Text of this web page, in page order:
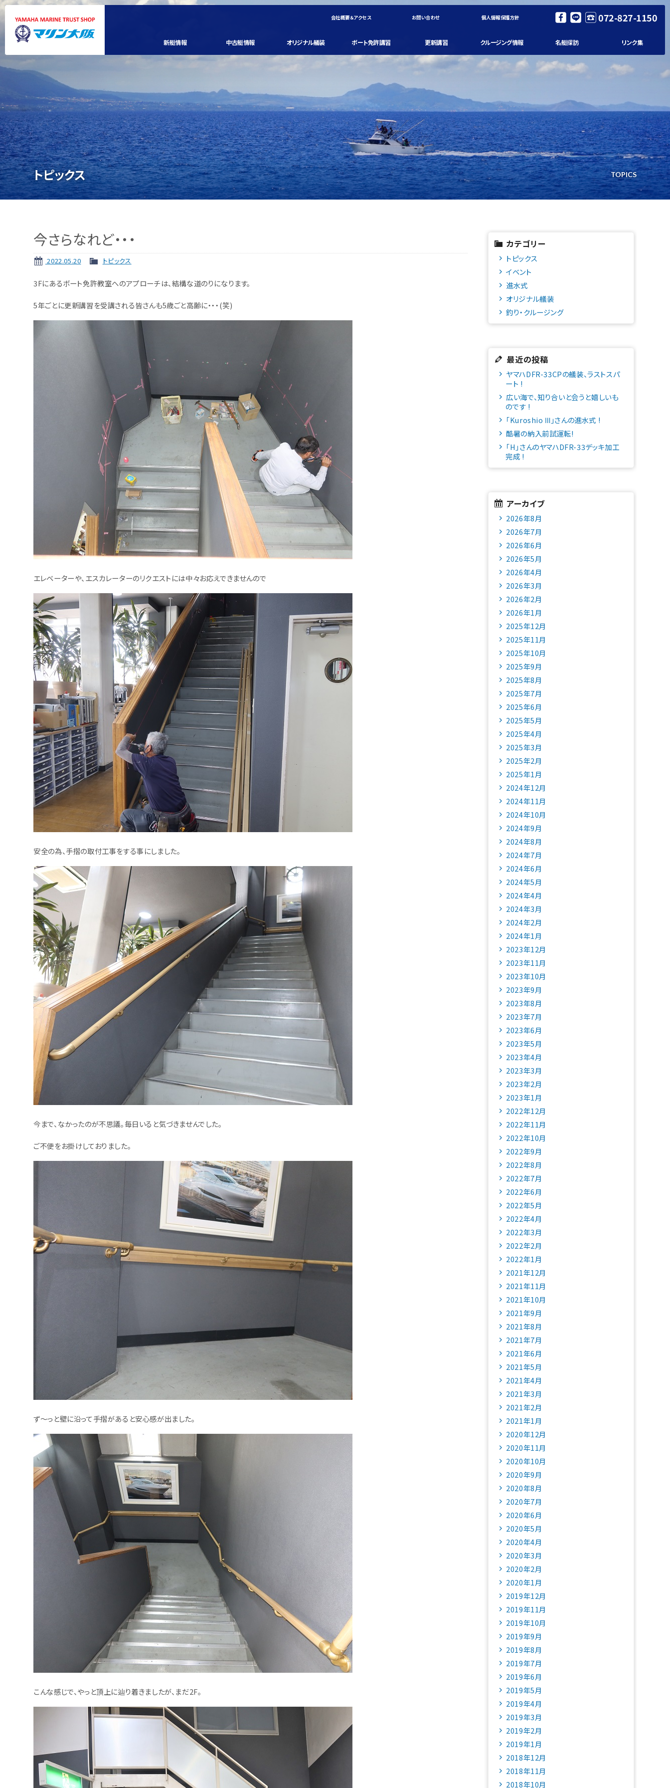
会社概要＆アクセス お問い合わせ 個人情報保護方針 072-827-1150
新艇情報 中古艇情報 オリジナル艤装 ボート免許講習 更新講習 クルージング情報 名艇探訪 リンク集
トピックス TOPICS
今さらなれど・・・
2022.05.20 トピックス
3Fにあるボート免許教室へのアプローチは、結構な道のりになります。
5年ごとに更新講習を受講される皆さんも5歳ごと高齢に・・・(笑)
エレベーターや、エスカレーターのリクエストには中々お応えできませんので
安全の為、手摺の取付工事をする事にしました。
今まで、なかったのが不思議。毎日いると気づきませんでした。
ご不便をお掛けしておりました。
ず～っと壁に沿って手摺があると安心感が出ました。
こんな感じで、やっと頂上に辿り着きましたが、まだ2F。
カテゴリー
トピックス
イベント
進水式
オリジナル艤装
釣り・クルージング
最近の投稿
ヤマハDFR-33CPの艤装、ラストスパ
ート !
広い海で、知り合いと会うと嬉しいも
のです !
「Kuroshio Ⅲ」さんの進水式 !
酷暑の納入前試運転!
「H」さんのヤマハDFR-33デッキ加工
完成 !
アーカイブ
2026年8月
2026年7月
2026年6月
2026年5月
2026年4月
2026年3月
2026年2月
2026年1月
2025年12月
2025年11月
2025年10月
2025年9月
2025年8月
2025年7月
2025年6月
2025年5月
2025年4月
2025年3月
2025年2月
2025年1月
2024年12月
2024年11月
2024年10月
2024年9月
2024年8月
2024年7月
2024年6月
2024年5月
2024年4月
2024年3月
2024年2月
2024年1月
2023年12月
2023年11月
2023年10月
2023年9月
2023年8月
2023年7月
2023年6月
2023年5月
2023年4月
2023年3月
2023年2月
2023年1月
2022年12月
2022年11月
2022年10月
2022年9月
2022年8月
2022年7月
2022年6月
2022年5月
2022年4月
2022年3月
2022年2月
2022年1月
2021年12月
2021年11月
2021年10月
2021年9月
2021年8月
2021年7月
2021年6月
2021年5月
2021年4月
2021年3月
2021年2月
2021年1月
2020年12月
2020年11月
2020年10月
2020年9月
2020年8月
2020年7月
2020年6月
2020年5月
2020年4月
2020年3月
2020年2月
2020年1月
2019年12月
2019年11月
2019年10月
2019年9月
2019年8月
2019年7月
2019年6月
2019年5月
2019年4月
2019年3月
2019年2月
2019年1月
2018年12月
2018年11月
2018年10月